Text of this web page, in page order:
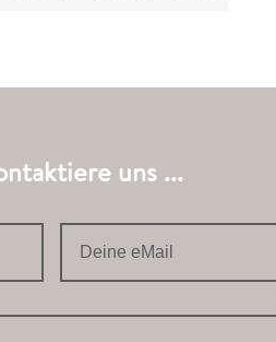
uns ...